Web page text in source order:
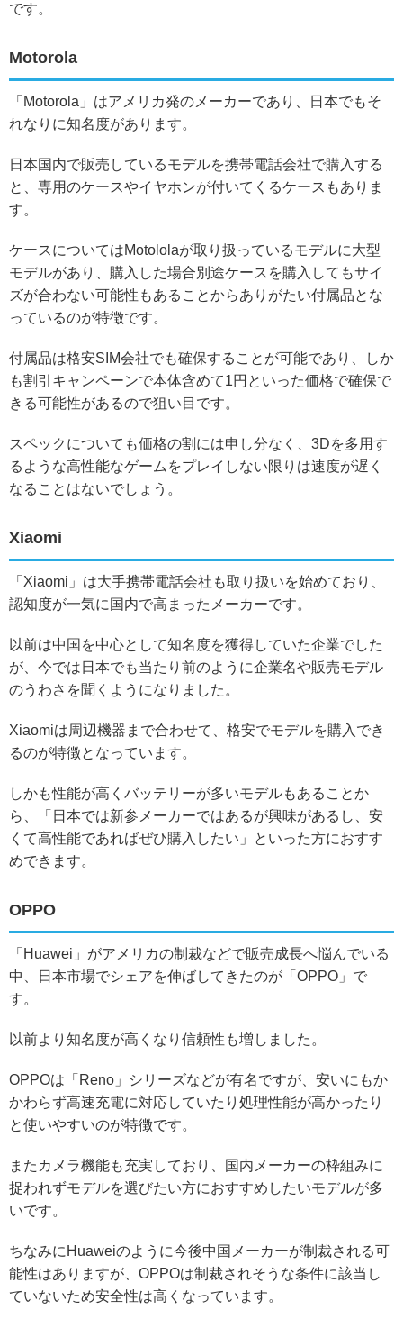
です。
Motorola
「Motorola」はアメリカ発のメーカーであり、日本でもそ
れなりに知名度があります。
日本国内で販売しているモデルを携帯電話会社で購入する
と、専用のケースやイヤホンが付いてくるケースもありま
す。
ケースについてはMotololaが取り扱っているモデルに大型
モデルがあり、購入した場合別途ケースを購入してもサイ
ズが合わない可能性もあることからありがたい付属品とな
っているのが特徴です。
付属品は格安SIM会社でも確保することが可能であり、しか
も割引キャンペーンで本体含めて1円といった価格で確保で
きる可能性があるので狙い目です。
スペックについても価格の割には申し分なく、3Dを多用す
るような高性能なゲームをプレイしない限りは速度が遅く
なることはないでしょう。
Xiaomi
「Xiaomi」は大手携帯電話会社も取り扱いを始めており、
認知度が一気に国内で高まったメーカーです。
以前は中国を中心として知名度を獲得していた企業でした
が、今では日本でも当たり前のように企業名や販売モデル
のうわさを聞くようになりました。
Xiaomiは周辺機器まで合わせて、格安でモデルを購入でき
るのが特徴となっています。
しかも性能が高くバッテリーが多いモデルもあることか
ら、「日本では新参メーカーではあるが興味があるし、安
くて高性能であればぜひ購入したい」といった方におすす
めできます。
OPPO
「Huawei」がアメリカの制裁などで販売成長へ悩んでいる
中、日本市場でシェアを伸ばしてきたのが「OPPO」で
す。
以前より知名度が高くなり信頼性も増しました。
OPPOは「Reno」シリーズなどが有名ですが、安いにもか
かわらず高速充電に対応していたり処理性能が高かったり
と使いやすいのが特徴です。
またカメラ機能も充実しており、国内メーカーの枠組みに
捉われずモデルを選びたい方におすすめしたいモデルが多
いです。
ちなみにHuaweiのように今後中国メーカーが制裁される可
能性はありますが、OPPOは制裁されそうな条件に該当し
ていないため安全性は高くなっています。